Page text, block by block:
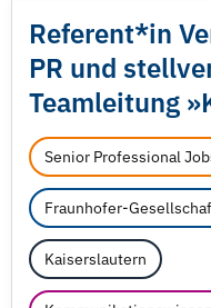
Referent*in
PR und
Teamleitung
Senior Professional
Kaiserslautern